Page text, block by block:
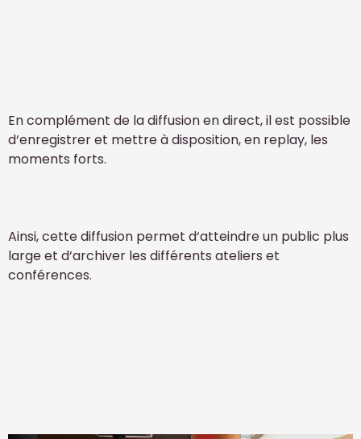
En complément de la diffusion en direct, il est possible
d‘enregistrer et mettre à disposition, en replay, les
moments forts.
Ainsi, cette diffusion permet d‘atteindre un public plus
large et d‘archiver les différents ateliers et
conférences.